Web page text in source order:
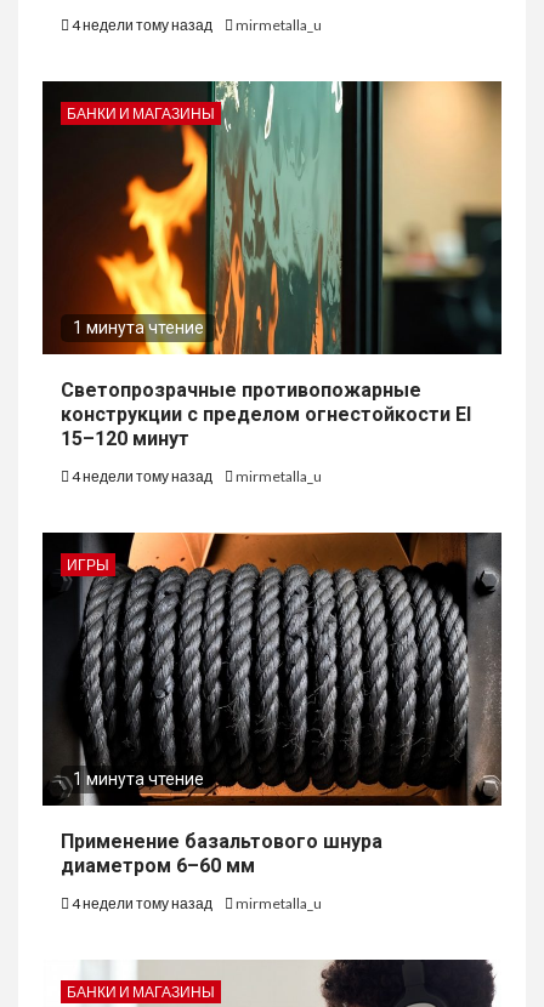
4 недели тому назад mirmetalla_u
БАНКИ И МАГАЗИНЫ
1 минута чтение
Светопрозрачные противопожарные
конструкции с пределом огнестойкости EI
15–120 минут
4 недели тому назад mirmetalla_u
ИГРЫ
1 минута чтение
Применение базальтового шнура
диаметром 6–60 мм
4 недели тому назад mirmetalla_u
БАНКИ И МАГАЗИНЫ